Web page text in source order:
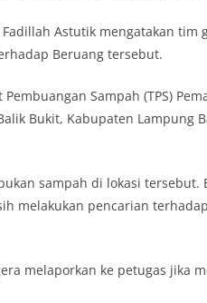
Astutik mengatakan tim
Beruang tersebut.
Sampah (TPS)
Bukit, Kabupaten Lampung
sampah di lokasi tersebut.
melakukan pencarian
melaporkan ke petugas jika